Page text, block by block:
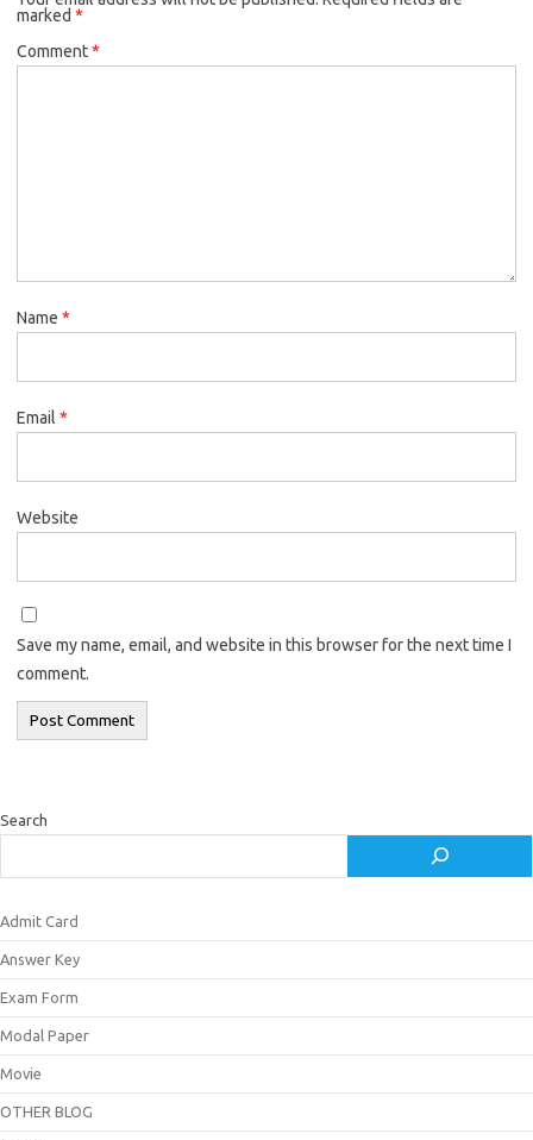
marked *
Comment*
Name *
Email *
Website
Save my name, email, and website in this browser for the next time I
comment.
Search
Admit Card
Answer Key
Exam Form
Modal Paper
Movie
OTHER BLOG